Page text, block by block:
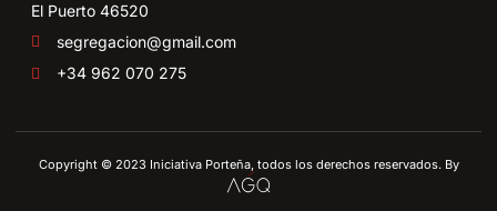
El Puerto 46520
segregacion@gmail.com
+34 962 070 275
Copyright © 2023 Iniciativa Porteña, todos los derechos reservados. By